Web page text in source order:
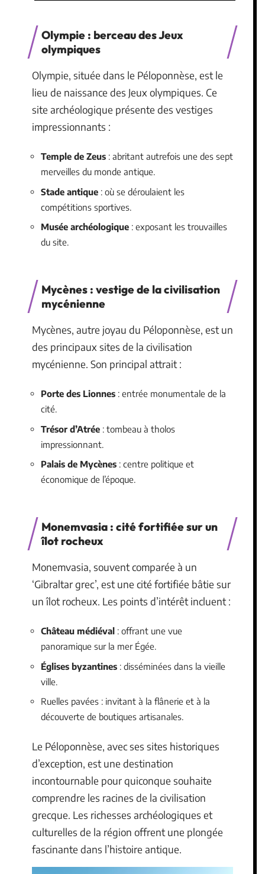
Olympie : berceau des Jeux
olympiques
Olympie, située dans le Péloponnèse, est le
lieu de naissance des Jeux olympiques. Ce
site archéologique présente des vestiges
impressionnants :
Temple de Zeus : abritant autrefois une des sept
merveilles du monde antique.
Stade antique : où se déroulaient les
compétitions sportives.
Musée archéologique : exposant les trouvailles
du site.
Mycènes : vestige de la civilisation
mycénienne
Mycènes, autre joyau du Péloponnèse, est un
des principaux sites de la civilisation
mycénienne. Son principal attrait :
Porte des Lionnes : entrée monumentale de la
cité.
Trésor d’Atrée : tombeau à tholos
impressionnant.
Palais de Mycènes : centre politique et
économique de l’époque.
Monemvasia : cité fortifiée sur un
îlot rocheux
Monemvasia, souvent comparée à un
‘Gibraltar grec’, est une cité fortifiée bâtie sur
un îlot rocheux. Les points d’intérêt incluent :
Château médiéval : offrant une vue
panoramique sur la mer Égée.
Églises byzantines : disséminées dans la vieille
ville.
Ruelles pavées : invitant à la flânerie et à la
découverte de boutiques artisanales.
Le Péloponnèse, avec ses sites historiques
d’exception, est une destination
incontournable pour quiconque souhaite
comprendre les racines de la civilisation
grecque. Les richesses archéologiques et
culturelles de la région offrent une plongée
fascinante dans l’histoire antique.